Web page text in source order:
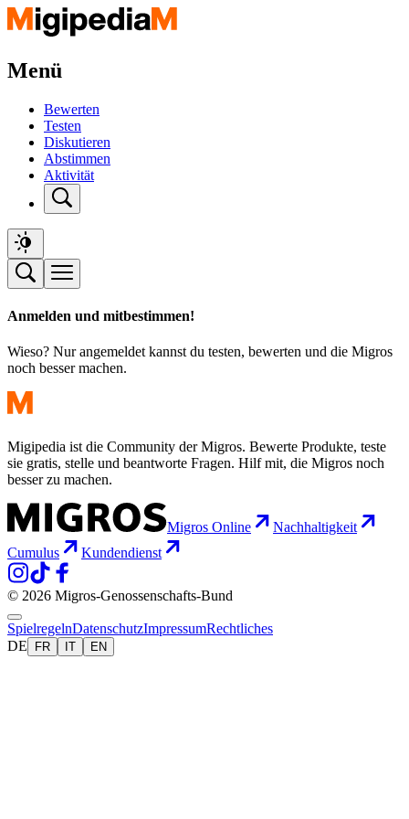
Menü
Bewerten
Testen
Diskutieren
Abstimmen
Aktivität
Anmelden und mitbestimmen!
Wieso? Nur angemeldet kannst du testen, bewerten und die Migros
noch besser machen.
Migipedia ist die Community der Migros. Bewerte Produkte, teste
sie gratis, stelle und beantworte Fragen. Hilf mit, die Migros noch
besser zu machen.
Migros Online
Nachhaltigkeit
Cumulus
Kundendienst
© 2026 Migros-Genossenschafts-Bund
SpielregelnDatenschutzImpressumRechtliches
DE
FR IT EN